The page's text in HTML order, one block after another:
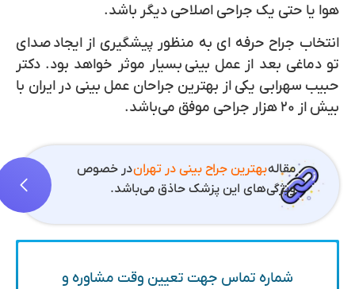
هوا یا حتی یک جراحی اصلاحی دیگر باشد.
انتخاب جراح حرفه ای به منظور پیشگیری از ایجادصدای
تو دماغی بعد از عمل بینیبسیار موثر خواهد بود. دکتر
حبیب سهرابی یکی از بهترین جراحان عمل بینی در ایران با
بیش از ۲۰ هزار جراحی موفق می‌باشد.
مقالهبهترین جراح بینی در تهراندر خصوص
ویژگی‌های این پزشک حاذق می‌باشد.
شماره تماس جهت تعیین وقت مشاوره و